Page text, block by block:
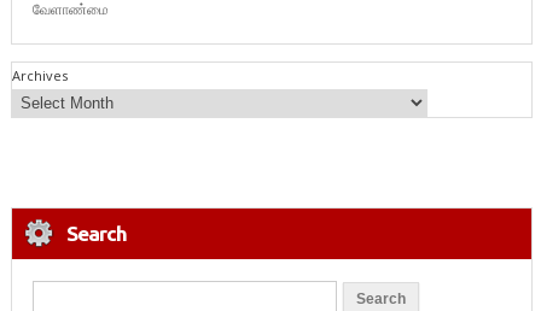
வேளாண்மை
Archives
Search